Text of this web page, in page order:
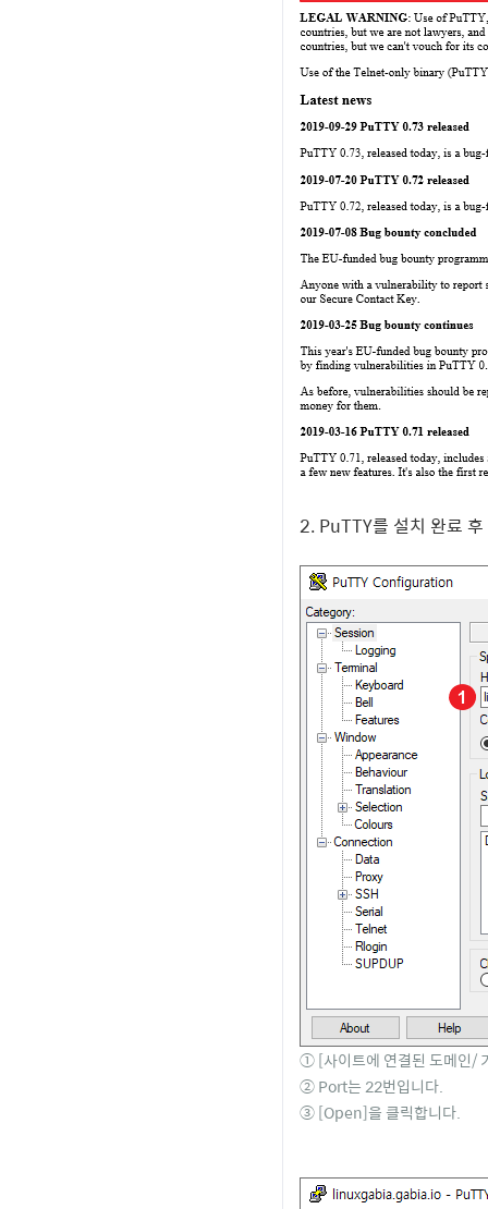
2. PuTTY를 설치 완료
① [사이트에 연결된 도메인/
② Port는 22번입니다.
③ [Open]을 클릭합니다.